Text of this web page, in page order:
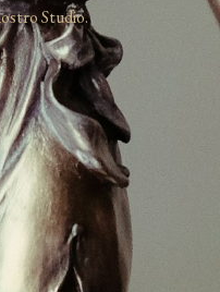
Studio.